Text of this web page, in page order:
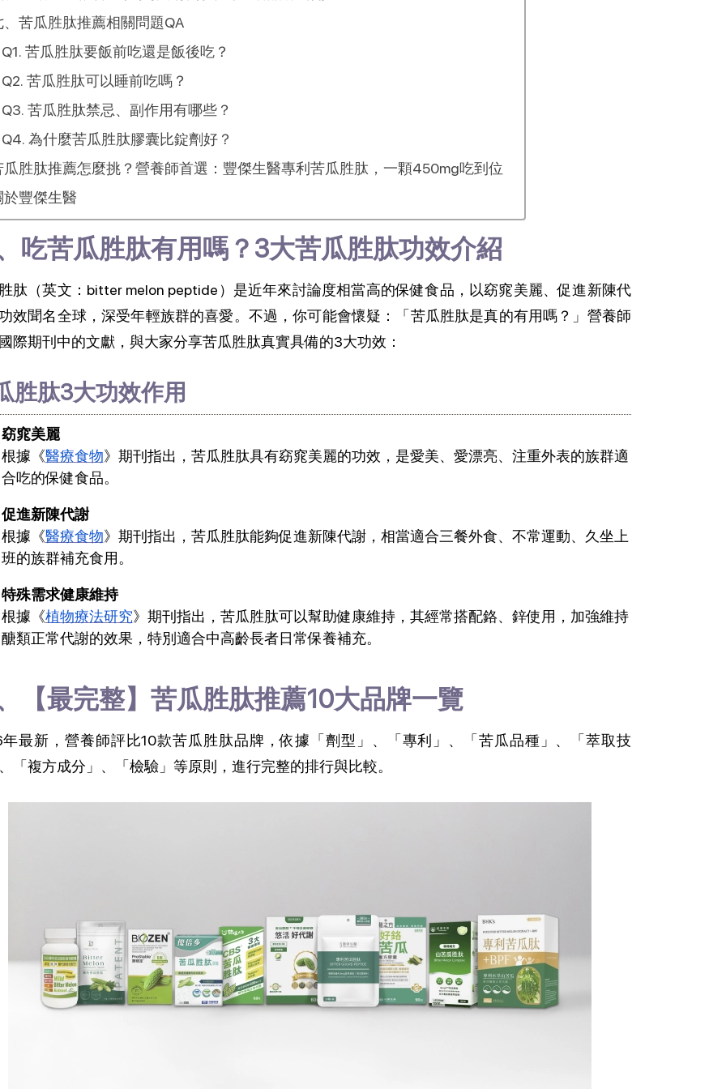
、苦瓜胜肽推薦相關問題QA
Q1. 苦瓜胜肽要飯前吃還是飯後吃？
Q2. 苦瓜胜肽可以睡前吃嗎？
Q3. 苦瓜胜肽禁忌、副作用有哪些？
Q4. 為什麼苦瓜胜肽膠囊比錠劑好？
瓜胜肽推薦怎麼挑？營養師首選：豐傑生醫專利苦瓜胜肽，一顆450mg吃到位
於豐傑生醫
吃苦瓜胜肽有用嗎？3大苦瓜胜肽功效介紹
肽（英文： bitter melon peptide ）是近年來討論度相當高的保健食品，以窈窕美麗、促進新陳代
效聞名全球，深受年輕族群的喜愛。不過，你可能會懷疑：「苦瓜胜肽是真的有用嗎？」營養師
際期刊中的文獻，與大家分享苦瓜胜肽真實具備的3大功效：
胜肽3大功效作用
窈窕美麗
根據《醫療食物》期刊指出，苦瓜胜肽具有窈窕美麗的功效，是愛美、愛漂亮、注重外表的族群適
合吃的保健食品。
促進新陳代謝
根據《醫療食物》期刊指出，苦瓜胜肽能夠促進新陳代謝，相當適合三餐外食、不常運動、久坐上
班的族群補充食用。
特殊需求健康維持
根據《植物療法研究》期刊指出，苦瓜胜肽可以幫助健康維持，其經常搭配鉻、鋅使用，加強維持
醣類正常代謝的效果，特別適合中高齡長者日常保養補充。
【最完整】苦瓜胜肽推薦10大品牌一覽
最新，營養師評比10款苦瓜胜肽品牌，依據「劑型」、「專利」、「苦瓜品種」、「萃取技
「複方成分」、「檢驗」等原則，進行完整的排行與比較。